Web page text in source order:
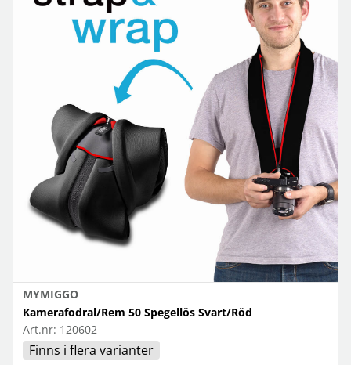
MYMIGGO
Kamerafodral/Rem 50 Spegellös Svart/Röd
Art.nr: 120602
Finns i flera varianter